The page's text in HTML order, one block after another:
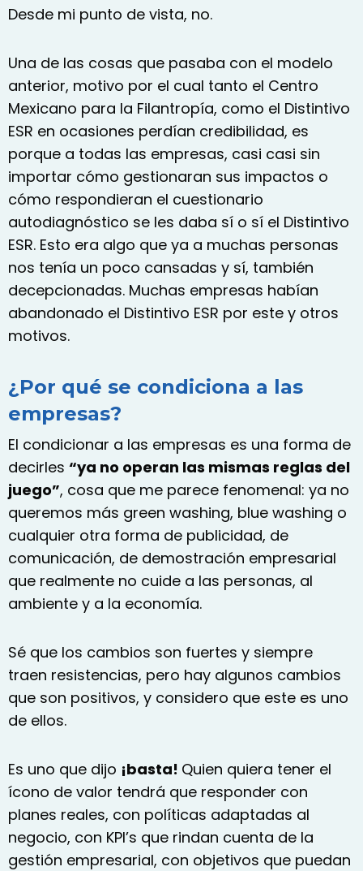
Desde mi punto de vista, no.
Una de las cosas que pasaba con el modelo
anterior, motivo por el cual tanto el Centro
Mexicano para la Filantropía, como el Distintivo
ESR en ocasiones perdían credibilidad, es
porque a todas las empresas, casi casi sin
importar cómo gestionaran sus impactos o
cómo respondieran el cuestionario
autodiagnóstico se les daba sí o sí el Distintivo
ESR. Esto era algo que ya a muchas personas
nos tenía un poco cansadas y sí, también
decepcionadas. Muchas empresas habían
abandonado el Distintivo ESR por este y otros
motivos.
¿Por qué se condiciona a las
empresas?
El condicionar a las empresas es una forma de
decirles “ya no operan las mismas reglas del
juego”, cosa que me parece fenomenal: ya no
queremos más green washing, blue washing o
cualquier otra forma de publicidad, de
comunicación, de demostración empresarial
que realmente no cuide a las personas, al
ambiente y a la economía.
Sé que los cambios son fuertes y siempre
traen resistencias, pero hay algunos cambios
que son positivos, y considero que este es uno
de ellos.
Es uno que dijo ¡basta! Quien quiera tener el
ícono de valor tendrá que responder con
planes reales, con políticas adaptadas al
negocio, con KPI’s que rindan cuenta de la
gestión empresarial, con objetivos que puedan